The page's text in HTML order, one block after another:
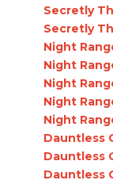
Secretly
Secretly
Night
Night
Night
Night
Night
Dauntless
Dauntless
Dauntless